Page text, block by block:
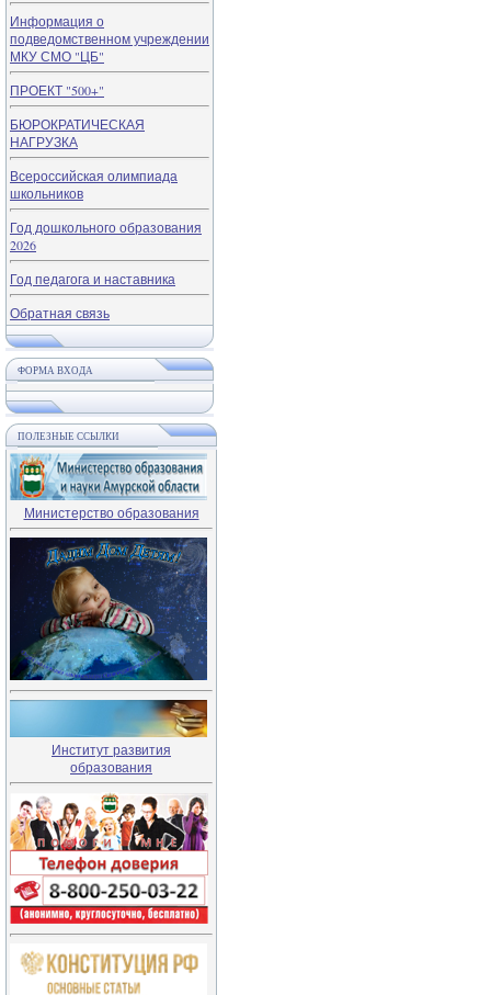
Информация о
подведомственном учреждении
МКУ СМО "ЦБ"
ПРОЕКТ "500+"
БЮРОКРАТИЧЕСКАЯ
НАГРУЗКА
Всероссийская олимпиада
школьников
Год дошкольного образования
2026
Год педагога и наставника
Обратная связь
ФОРМА ВХОДА
ПОЛЕЗНЫЕ ССЫЛКИ
Министерство образования
Институт развития
образования